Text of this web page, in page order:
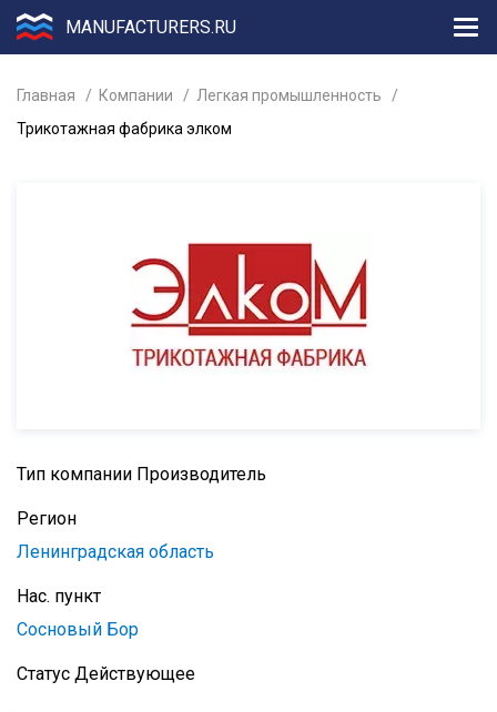
MANUFACTURERS.RU
Главная Компании
Легкая промышленность
Трикотажная фабрика элком
Тип компании Производитель
Регион
Ленинградская область
Нас. пункт
Сосновый Бор
Статус Действующее